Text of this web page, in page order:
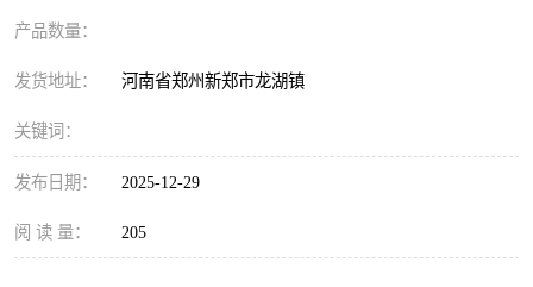
产品数量：
发货地址： 河南省郑州新郑市龙湖镇
关键词：
发布日期： 2025-12-29
阅 读 量： 205